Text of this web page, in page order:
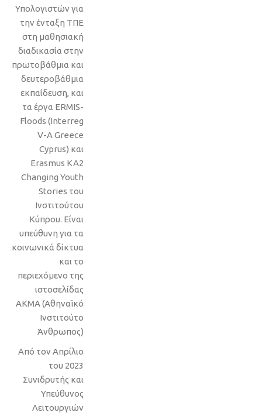
Υπολογιστών για
την ένταξη ΤΠΕ
στη μαθησιακή
διαδικασία στην
πρωτοβάθμια και
δευτεροβάθμια
εκπαίδευση, και
τα έργα ERMIS-
Floods (Interreg
V-A Greece
Cyprus) και
Erasmus KA2
Changing Youth
Stories του
Ινστιτούτου
Κύπρου. Είναι
υπεύθυνη για τα
κοινωνικά δίκτυα
και το
περιεχόμενο της
ιστοσελίδας
ΑΚΜΑ (Αθηναϊκό
Ινστιτούτο
Άνθρωπος)
Από τον Απρίλιο
του 2023
Συνιδρυτής και
Υπεύθυνος
Λειτουργιών